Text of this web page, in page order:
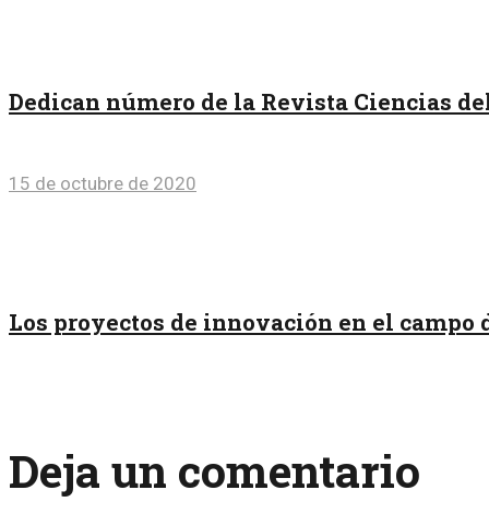
Dedican número de la Revista Ciencias
15 de octubre de 2020
Los proyectos de innovación en el
Deja un comentario